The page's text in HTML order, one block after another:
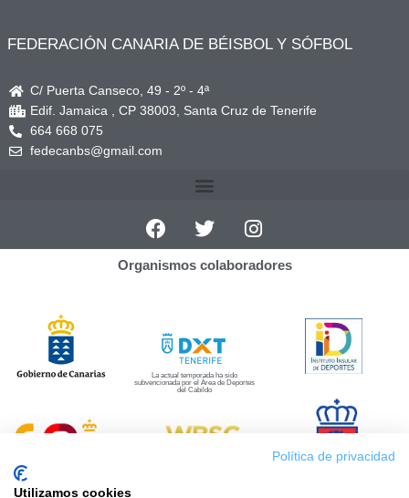
FEDERACIÓN CANARIA DE BÉISBOL Y SÓFBOL
C/ Puerta Canseco, 49 - 2º - 4ª
Edif. Jamaica , CP 38003, Santa Cruz de Tenerife
664 668 075
fedecanbs@gmail.com
Organismos colaboradores
La actual temporada ha sido
subvencionada por el Área de Deportes
del Cabildo
Política de privacidad
Utilizamos cookies